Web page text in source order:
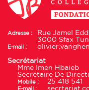
Adresse :
Rue Jamel
3000 Sfax
E-mail :
Secrétariat
Mme Imen Hbaieb
Secrétaire De
Mobile : 25 418 541
E-mail :